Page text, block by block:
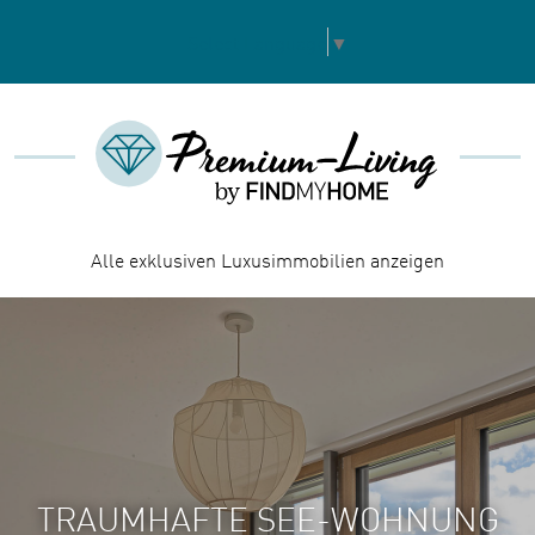
▼
Alle exklusiven Luxusimmobilien anzeigen
TRAUMHAFTE SEE-WOHNUNG
TRAUMHAFTE SEE-WOHNUNG
TRAUMHAFTE SEE-WOHNUNG